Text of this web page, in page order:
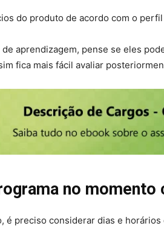
do produto de acordo com o
aprendizagem, pense se eles
fica mais fácil avaliar
no momento
é preciso considerar dias e